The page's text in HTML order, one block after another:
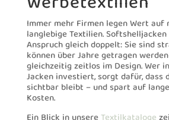
Immer mehr Firmen legen Wert auf
langlebige Textilien.
Anspruch gleich doppelt: Sie sind
können über Jahre getragen
gleichzeitig zeitlos im Design. Wer
Jacken investiert, sorgt dafür, dass
sichtbar bleibt – und spart auf
Kosten.